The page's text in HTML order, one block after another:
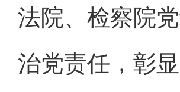
法院、检察院
治党责任，彰